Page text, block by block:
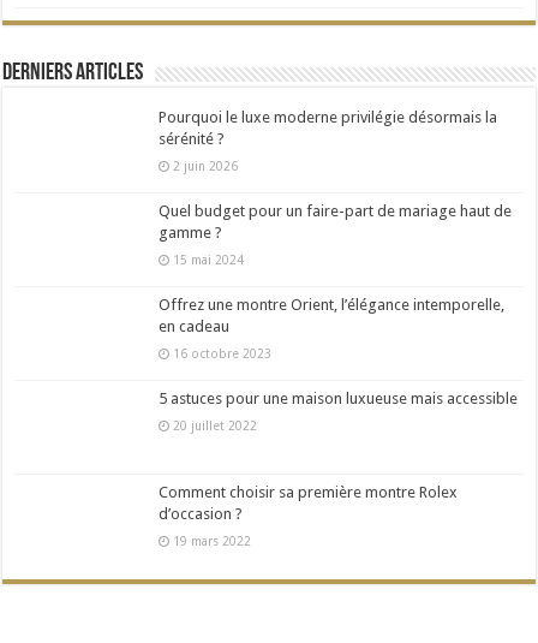
Derniers articles
Pourquoi le luxe moderne privilégie désormais la
sérénité ?
2 juin 2026
Quel budget pour un faire-part de mariage haut de
gamme ?
15 mai 2024
Offrez une montre Orient, l’élégance intemporelle,
en cadeau
16 octobre 2023
5 astuces pour une maison luxueuse mais accessible
20 juillet 2022
Comment choisir sa première montre Rolex
d’occasion ?
19 mars 2022